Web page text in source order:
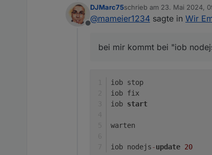
Offline
DJMarc75schrieb am 23. Mai 2024,
zuletzt editiert von
@mameier1234 sagte in Wir
bei mir kommt bei "iob
iob stop
iob fix
iob start
warten
iob nodejs-update 20